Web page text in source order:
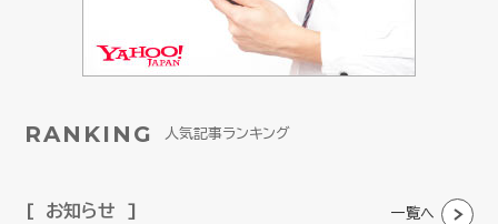
RANKING 人気記事ランキング
お知らせ 一覧へ